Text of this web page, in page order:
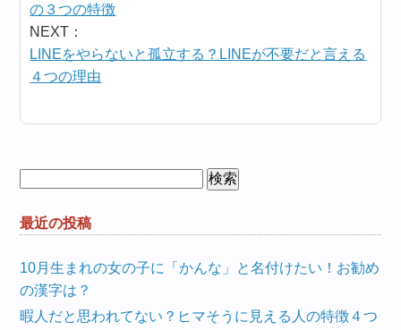
の３つの特徴
NEXT：
LINEをやらないと孤立する？LINEが不要だと言える
４つの理由
最近の投稿
10月生まれの女の子に「かんな」と名付けたい！お勧め
の漢字は？
暇人だと思われてない？ヒマそうに見える人の特徴４つ